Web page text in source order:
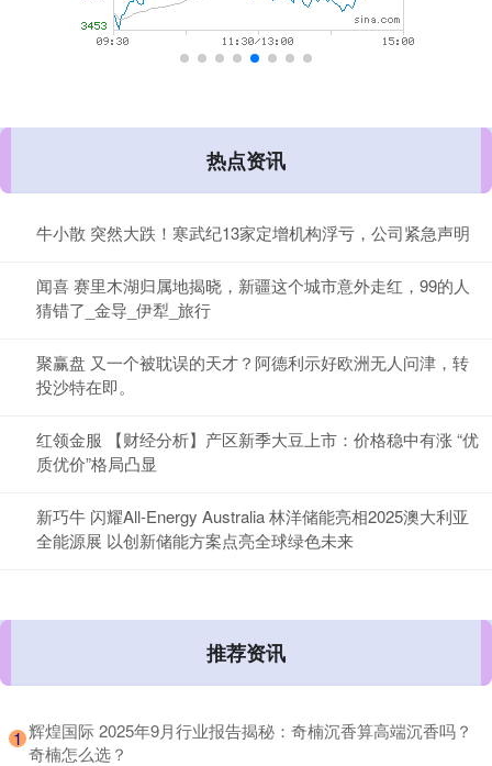
热点资讯
牛小散 突然大跌！寒武纪13家定增机构浮亏，公司紧急声明
闻喜 赛里木湖归属地揭晓，新疆这个城市意外走红，99的人
猜错了_金导_伊犁_旅行
聚赢盘 又一个被耽误的天才？阿德利示好欧洲无人问津，转
投沙特在即。
红领金服 【财经分析】产区新季大豆上市：价格稳中有涨 “优
质优价”格局凸显
新巧牛 闪耀All-Energy Australia 林洋储能亮相2025澳大利亚
全能源展 以创新储能方案点亮全球绿色未来
推荐资讯
1 ​辉煌国际 2025年9月行业报告揭秘：奇楠沉香算高端沉香吗？
奇楠怎么选？